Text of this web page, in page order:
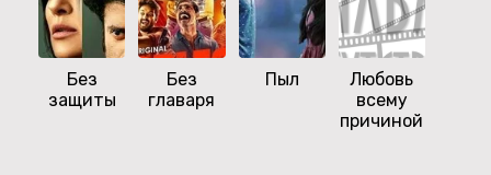
Без
защиты
Без
главаря
Пыл
Любовь
всему
причиной